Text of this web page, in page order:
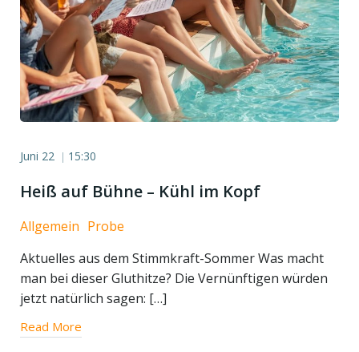
Juni 22 | 15:30
Heiß auf Bühne – Kühl im Kopf
Allgemein Probe
Aktuelles aus dem Stimmkraft-Sommer Was macht
man bei dieser Gluthitze? Die Vernünftigen würden
jetzt natürlich sagen: […]
Read More